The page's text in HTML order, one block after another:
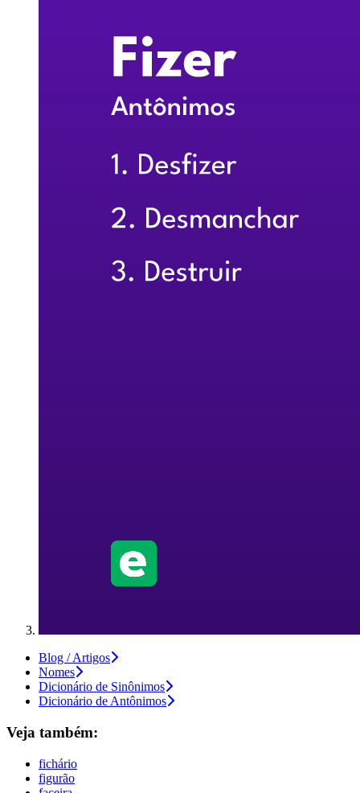
Blog / Artigos
Nomes
Dicionário de Sinônimos
Dicionário de Antônimos
Veja também:
fichário
figurão